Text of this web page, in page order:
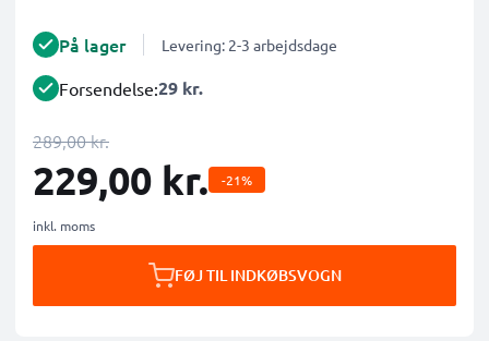
På lager Levering: 2-3 arbejdsdage
Forsendelse:29 kr.
289,00 kr.
229,00 kr. -21%
inkl. moms
FØJ TIL INDKØBSVOGN